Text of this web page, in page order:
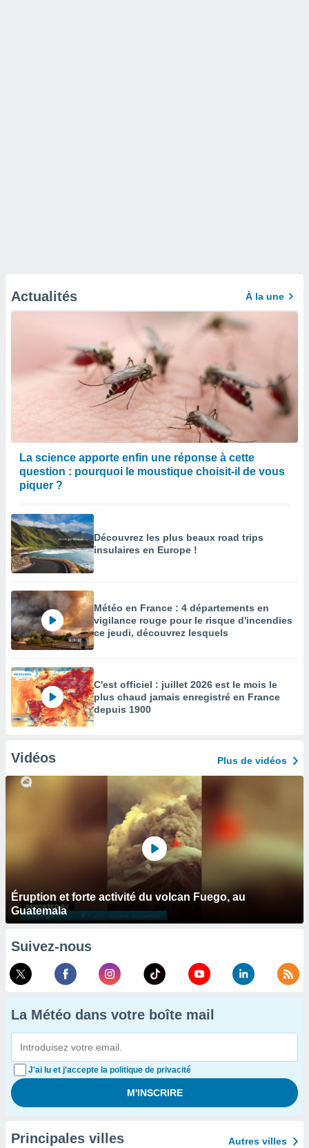
Actualités À la une
La science apporte enfin une réponse à cette
question : pourquoi le moustique choisit-il de vous
piquer ?
Découvrez les plus beaux road trips
insulaires en Europe !
Météo en France : 4 départements en
vigilance rouge pour le risque d'incendies
ce jeudi, découvrez lesquels
C'est officiel : juillet 2026 est le mois le
plus chaud jamais enregistré en France
depuis 1900
Vidéos Plus de vidéos
Éruption et forte activité du volcan Fuego, au
Guatemala
Suivez-nous
La Météo dans votre boîte mail
J'ai lu et j'accepte la politique de privacité
Principales villes Autres villes